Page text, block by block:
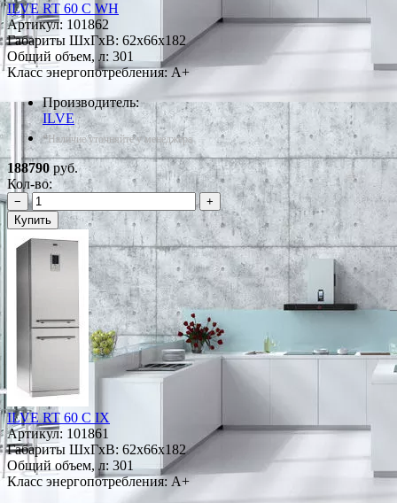
ILVE RT 60 C WH
Артикул: 101862
Габариты ШxГxВ: 62x66x182
Общий объем, л: 301
Класс энергопотребления: A+
Производитель:
ILVE
*Наличие уточняйте у менеджера
188790 руб.
Кол-во:
−
+
Купить
ILVE RT 60 C IX
Артикул: 101861
Габариты ШxГxВ: 62x66x182
Общий объем, л: 301
Класс энергопотребления: A+